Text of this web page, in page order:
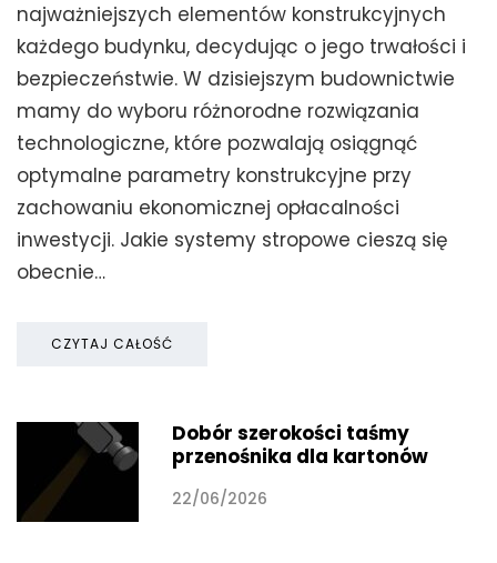
najważniejszych elementów konstrukcyjnych
każdego budynku, decydując o jego trwałości i
bezpieczeństwie. W dzisiejszym budownictwie
mamy do wyboru różnorodne rozwiązania
technologiczne, które pozwalają osiągnąć
optymalne parametry konstrukcyjne przy
zachowaniu ekonomicznej opłacalności
inwestycji. Jakie systemy stropowe cieszą się
obecnie…
CZYTAJ CAŁOŚĆ
Dobór szerokości taśmy
przenośnika dla kartonów
22/06/2026